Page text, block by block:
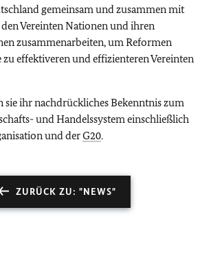
gemeinsam und zusammen mit
Vereinten Nationen und ihren
zusammenarbeiten, um Reformen
effektiveren und effizienteren Vereinten
sie ihr nachdrückliches Bekenntnis zum
und Handelssystem einschließlich
und derG20.
ZURÜCK ZU: "NEWS"